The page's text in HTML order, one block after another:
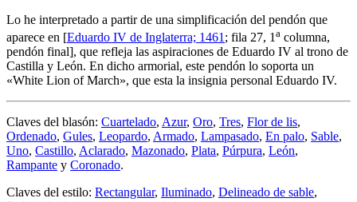
Lo he interpretado a partir de una simplificación del pendón que
aparece en [Eduardo IV de Inglaterra; 1461 ; fila 27, 1 a columna,
pendón final], que refleja las aspiraciones de Eduardo IV al trono de
Castilla y León. En dicho armorial, este pendón lo soporta un
«White Lion of March», que esta la insignia personal Eduardo IV.
Claves del blasón: Cuartelado, Azur, Oro, Tres, Flor de lis,
Ordenado, Gules, Leopardo, Armado, Lampasado, En palo, Sable,
Uno, Castillo, Aclarado, Mazonado, Plata, Púrpura, León,
Rampante y Coronado.
Claves del estilo: Rectangular, Iluminado, Delineado de sable,